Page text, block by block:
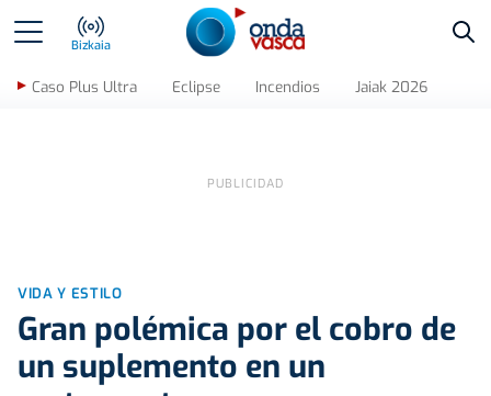
Bizkaia
Caso Plus Ultra Eclipse Incendios Jaiak 2026
VIDA Y ESTILO
Gran polémica por el cobro de
un suplemento en un